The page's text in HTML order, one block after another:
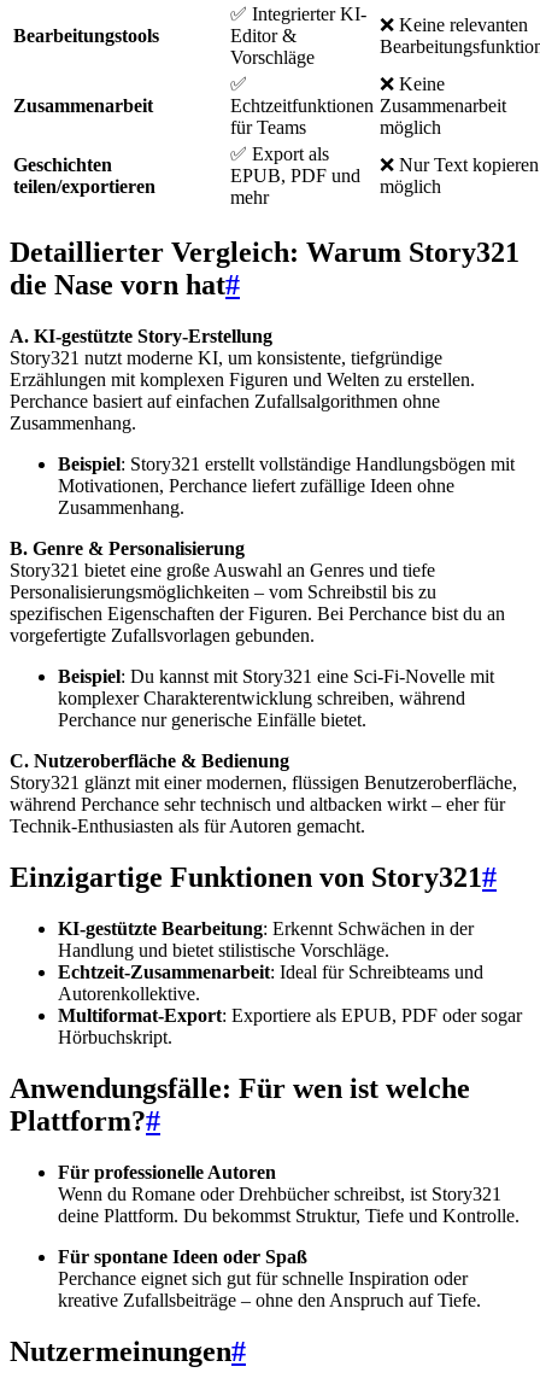
Bearbeitungstools
✅ Integrierter KI-
Editor &
Vorschläge
❌ Keine relevanten
Zusammenarbeit
✅
Echtzeitfunktionen
für Teams
❌ Keine
Zusammenarbeit
möglich
Geschichten
teilen/exportieren
✅ Export als
EPUB, PDF und
mehr
❌ Nur Text kopieren
möglich
Detaillierter Vergleich: Warum Story321
die Nase vorn hat#
A. KI-gestützte Story-Erstellung
Story321 nutzt moderne KI, um konsistente, tiefgründige
Erzählungen mit komplexen Figuren und Welten zu erstellen.
Perchance basiert auf einfachen Zufallsalgorithmen ohne
Zusammenhang.
Beispiel: Story321 erstellt vollständige Handlungsbögen mit
Motivationen, Perchance liefert zufällige Ideen ohne
Zusammenhang.
B. Genre & Personalisierung
Story321 bietet eine große Auswahl an Genres und tiefe
Personalisierungsmöglichkeiten – vom Schreibstil bis zu
spezifischen Eigenschaften der Figuren. Bei Perchance bist du an
vorgefertigte Zufallsvorlagen gebunden.
Beispiel: Du kannst mit Story321 eine Sci-Fi-Novelle mit
komplexer Charakterentwicklung schreiben, während
Perchance nur generische Einfälle bietet.
C. Nutzeroberfläche & Bedienung
Story321 glänzt mit einer modernen, flüssigen Benutzeroberfläche,
während Perchance sehr technisch und altbacken wirkt – eher für
Technik-Enthusiasten als für Autoren gemacht.
Einzigartige Funktionen von Story321#
KI-gestützte Bearbeitung: Erkennt Schwächen in der
Handlung und bietet stilistische Vorschläge.
Echtzeit-Zusammenarbeit: Ideal für Schreibteams und
Autorenkollektive.
Multiformat-Export: Exportiere als EPUB, PDF oder sogar
Hörbuchskript.
Anwendungsfälle: Für wen ist welche
Plattform?#
Für professionelle Autoren
Wenn du Romane oder Drehbücher schreibst, ist Story321
deine Plattform. Du bekommst Struktur, Tiefe und Kontrolle.
Für spontane Ideen oder Spaß
Perchance eignet sich gut für schnelle Inspiration oder
kreative Zufallsbeiträge – ohne den Anspruch auf Tiefe.
Nutzermeinungen#